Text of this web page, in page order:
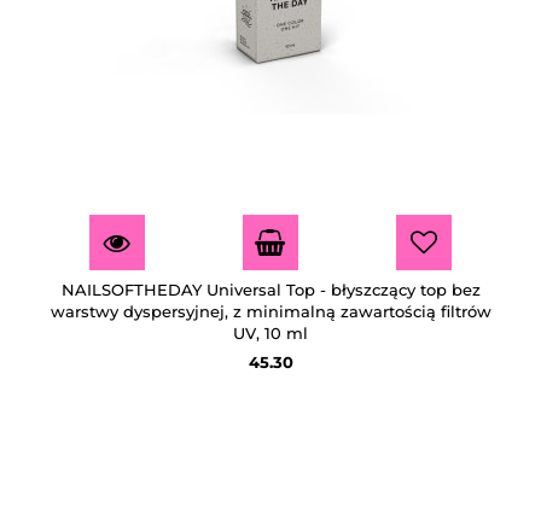
NAILSOFTHEDAY Universal Top - błyszczący top bez
warstwy dyspersyjnej, z minimalną zawartością filtrów
UV, 10 ml
45.30